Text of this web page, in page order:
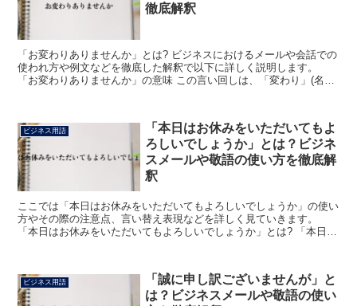
徹底解釈
「お変わりありませんか」とは? ビジネスにおけるメールや会話での
使われ方や例文などを徹底した解釈で以下に詳しく説明します。
「お変わりありませんか」の意味 この言い回しは、「変わり」(名詞)
ビジネス用語
「本日はお休みをいただいてもよ
ろしいでしょうか」とは？ビジネ
スメールや敬語の使い方を徹底解
釈
ここでは「本日はお休みをいただいてもよろしいでしょうか」の使い
方やその際の注意点、言い替え表現などを詳しく見ていきます。
「本日はお休みをいただいてもよろしいでしょうか」とは? 「本日は
ビジネス用語
「誠に申し訳ございませんが」と
は？ビジネスメールや敬語の使い